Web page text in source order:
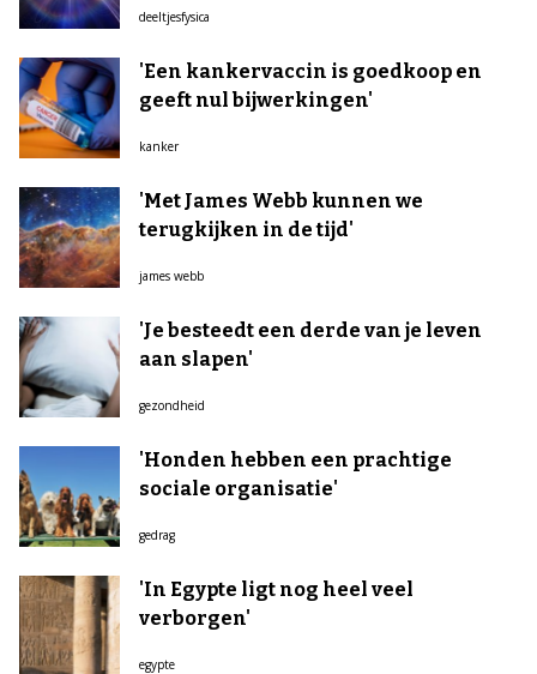
deeltjesfysica
'Een kankervaccin is goedkoop en
geeft nul bijwerkingen'
kanker
'Met James Webb kunnen we
terugkijken in de tijd'
james webb
'Je besteedt een derde van je leven
aan slapen'
gezondheid
'Honden hebben een prachtige
sociale organisatie'
gedrag
'In Egypte ligt nog heel veel
verborgen'
egypte